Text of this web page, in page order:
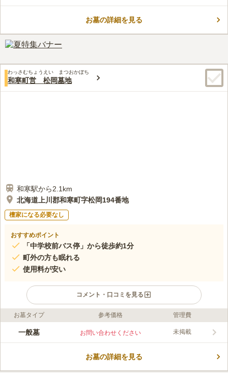
ッタリなエリアです。 市宇位には田んぼとかぼちゃ畑が広がっ
場を完備している使い勝手の良いお墓です。
口コミ評価
お墓の詳細を見る
わっさむちょうえい まつおかぼち
和寒町営 松岡墓地
和寒駅から2.1km
北海道上川郡和寒町字松岡194番地
檀家になる必要なし
おすすめポイント
「中学校前バス停」から徒歩約1分
町外の方も眠れる
使用料が安い
コメント・口コミを見る
ライフドット編集部のコメント
田畑に囲まれた町営墓地です。 のどかな雰囲気の中で、故人と
ず、維持コストもないので金銭的な負担を後世に引き継がなくて
お墓タイプ 参考価格 管理費
一般墓 お問い合わせください 未掲載
お墓の詳細を見る